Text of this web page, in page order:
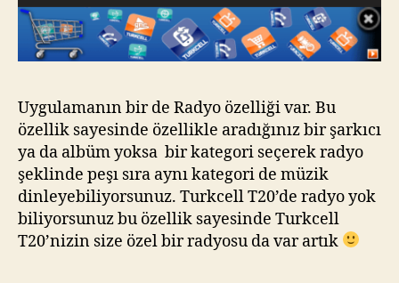
Uygulamanın bir de Radyo özelliği var. Bu
özellik sayesinde özellikle aradığınız bir şarkıcı
ya da albüm yoksa bir kategori seçerek radyo
şeklinde peşı sıra aynı kategori de müzik
dinleyebiliyorsunuz. Turkcell T20’de radyo yok
biliyorsunuz bu özellik sayesinde Turkcell
T20’nizin size özel bir radyosu da var artık